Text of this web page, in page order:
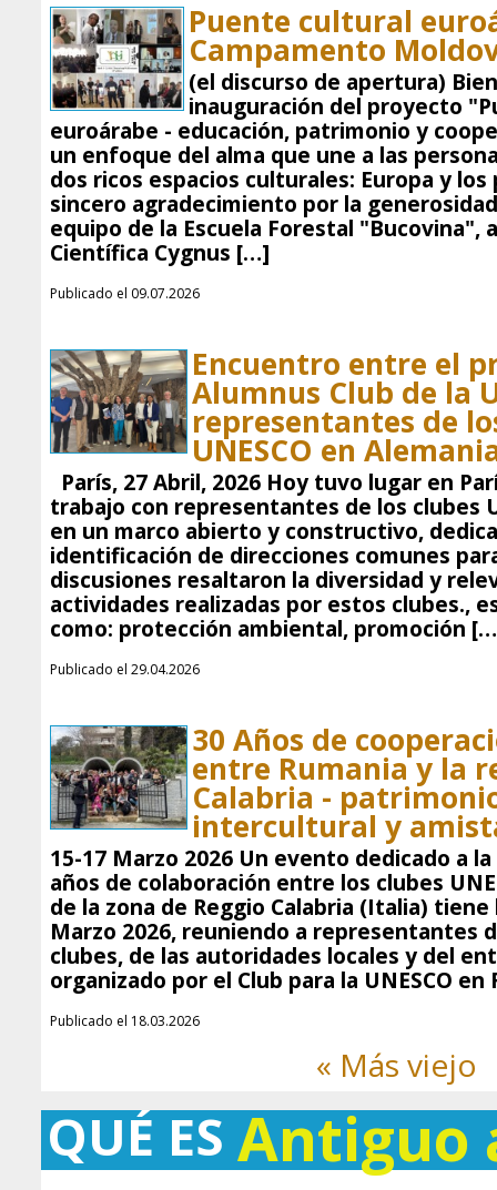
Puente cultural
Campamento
(el discurso de apertura)
inauguración del proyecto
euroárabe - educación, patrimonio y
un enfoque del alma que une a las
dos ricos espacios culturales: Europa y los
sincero agradecimiento por la
equipo de la Escuela Forestal "Bucovina",
Científica Cygnus […]
Publicado el 09.07.2026
Encuentro entre el
Alumnus Club de la
representantes de
UNESCO en
París, 27 Abril, 2026 Hoy tuvo lugar en
trabajo con representantes de los clubes
en un marco abierto y constructivo,
identificación de direcciones comunes
discusiones resaltaron la diversidad y
actividades realizadas por estos clubes.,
como: protección ambiental, promoción
Publicado el 29.04.2026
30 Años de
entre Rumania y la
Calabria -
intercultural y
15-17 Marzo 2026 Un evento dedicado a
años de colaboración entre los clubes
de la zona de Reggio Calabria (Italia)
Marzo 2026, reuniendo a representantes
clubes, de las autoridades locales y del
organizado por el Club para la UNESCO
Publicado el 18.03.2026
« Más viejo
QUÉ ES Antiguo